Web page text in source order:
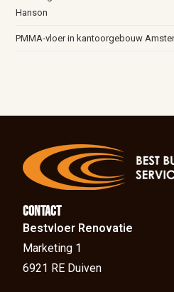
Hanson
PMMA-vloer in kantoorgebouw
Contact
Bestvloer Renovatie
Marketing 1
6921 RE Duiven